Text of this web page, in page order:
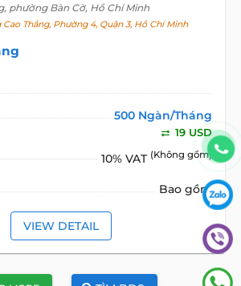
, phường Bàn Cờ, Hồ Chí Minh
Thắng, Phường 4, Quận 3, Hồ Chí Minh
500 Ngàn/Tháng
19 USD
10% VAT (Không gồm)
Bao gồm
VIEW DETAIL